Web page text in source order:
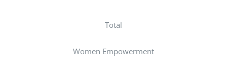
Total
Women Empowerment